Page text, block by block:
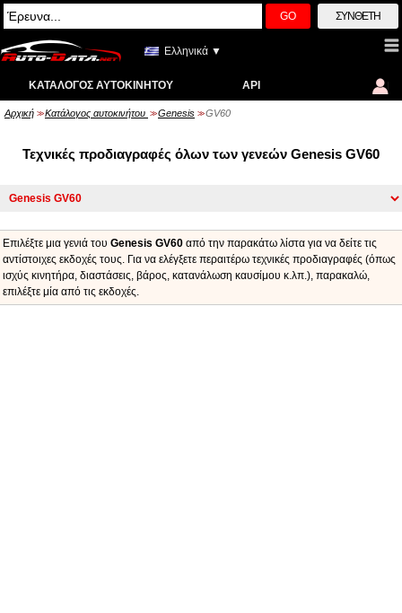
GO ΣΎΝΘΕΤΗ
Ελληνικά ▼
ΚΑΤΆΛΟΓΟΣ ΑΥΤΟΚΙΝΉΤΟΥ API
Αρχική >> Κατάλογος αυτοκινήτου >> Genesis >> GV60
Τεχνικές προδιαγραφές όλων των γενεών Genesis GV60
Επιλέξτε μια γενιά του Genesis GV60 από την παρακάτω λίστα για να δείτε τις
αντίστοιχες εκδοχές τους. Για να ελέγξετε περαιτέρω τεχνικές προδιαγραφές (όπως
ισχύς κινητήρα, διαστάσεις, βάρος, κατανάλωση καυσίμου κ.λπ.), παρακαλώ,
επιλέξτε μία από τις εκδοχές.